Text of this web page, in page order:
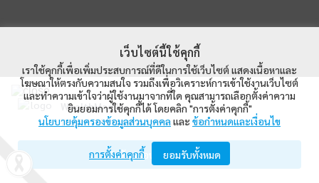
WealthMagik
Wealth Management System Limited
เปิดด้วยแอป WealthMagik
เว็บไซต์นี้ใช้คุกกี้
เราใช้คุกกี้เพื่อเพิ่มประสบการณ์ที่ดีในการใช้เว็บไซต์ แสดงเนื้อหาและ
โฆษณาให้ตรงกับความสนใจ รวมถึงเพื่อวิเคราะห์การเข้าใช้งานเว็บไซต์
และทำความเข้าใจว่าผู้ใช้งานมาจากที่ใด คุณสามารถเลือกตั้งค่าความ
ยินยอมการใช้คุกกี้ได้ โดยคลิก "การตั้งค่าคุกกี้"
นโยบายคุ้มครองข้อมูลส่วนบุคคลและ ข้อกำหนดและเงื่อนไข
การตั้งค่าคุกกี้ ยอมรับทั้งหมด